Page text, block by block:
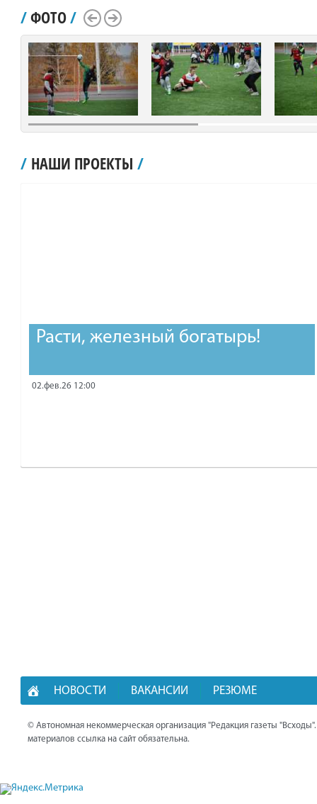
/ФОТО/
Scroll LeftScroll Right
/ НАШИ ПРОЕКТЫ /
Расти, железный богатырь!
02.фев.26 12:00
НОВОСТИ ВАКАНСИИ РЕЗЮМЕ
© Автономная некоммерческая организация "Редакция газеты
материалов ссылка на сайт обязательна.